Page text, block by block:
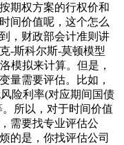
期权方案的行权价和
间价值呢，这个怎么
，财政部会计准则讲
-斯科尔斯-莫顿模型
模拟来计算。但是，
量需要评估。比如，
险利率(对应期间国债
所以，对于时间价值
需要找专业评估公
的是，你找评估公司